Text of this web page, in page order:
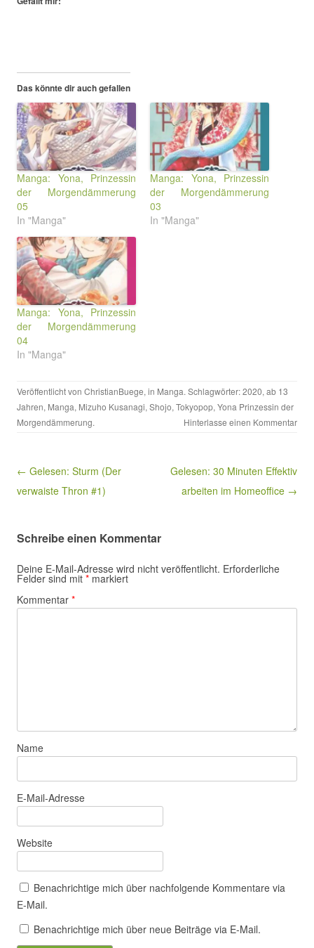
Das könnte dir auch gefallen
Manga: Yona, Prinzessin
der Morgendämmerung
05
In "Manga"
Manga: Yona, Prinzessin
der Morgendämmerung
03
In "Manga"
Manga: Yona, Prinzessin
der Morgendämmerung
04
In "Manga"
Veröffentlicht von ChristianBuege, in Manga. Schlagwörter:2020, ab 13
Jahren, Manga, Mizuho Kusanagi, Shojo, Tokyopop, Yona Prinzessin der
Morgendämmerung. Hinterlasse einen Kommentar
Beitragsnavigation
← Gelesen: Sturm (Der
verwaiste Thron #1)
Gelesen: 30 Minuten Effektiv
arbeiten im Homeoffice →
Schreibe einen Kommentar
Deine E-Mail-Adresse wird nicht veröffentlicht. Erforderliche
Felder sind mit * markiert
Kommentar *
Name
E-Mail-Adresse
Website
Benachrichtige mich über nachfolgende Kommentare via
E-Mail.
Benachrichtige mich über neue Beiträge via E-Mail.